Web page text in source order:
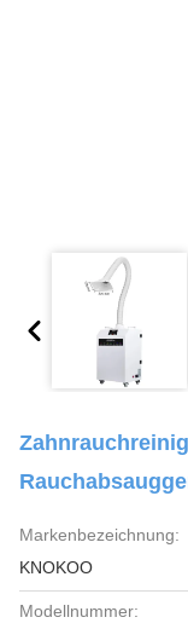
Markenbezeichnung:
KNOKOO
Modellnummer: